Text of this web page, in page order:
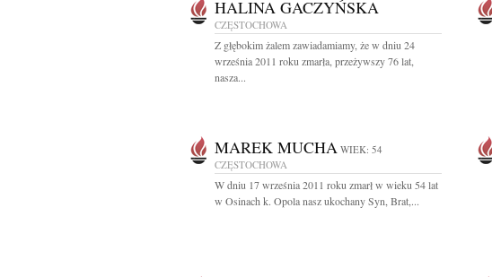
HALINA GACZYŃSKA
CZĘSTOCHOWA
Z głębokim żalem zawiadamiamy, że w dniu 24
września 2011 roku zmarła, przeżywszy 76 lat,
nasza...
MAREK MUCHA WIEK: 54
CZĘSTOCHOWA
W dniu 17 września 2011 roku zmarł w wieku 54 lat
w Osinach k. Opola nasz ukochany Syn, Brat,...